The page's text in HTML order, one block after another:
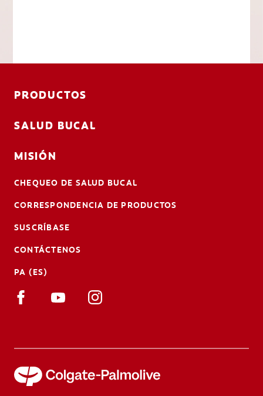
PRODUCTOS
SALUD BUCAL
MISIÓN
CHEQUEO DE SALUD BUCAL
CORRESPONDENCIA DE PRODUCTOS
SUSCRÍBASE
CONTÁCTENOS
PA (ES)